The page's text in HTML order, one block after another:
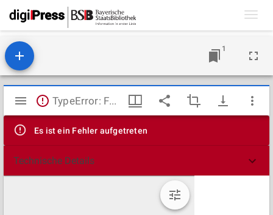
1
Mirador
Viewer
TypeError: Failed to fetch
Es ist ein Fehler aufgetreten
Technische Details